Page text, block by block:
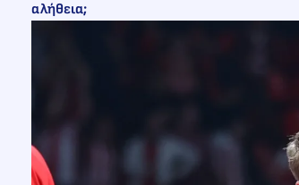
αλήθεια;